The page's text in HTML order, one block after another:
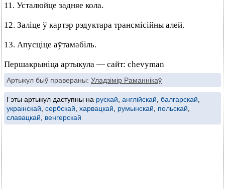
11. Усталюйце задняе кола.
12. Заліце ў картэр рэдуктара трансмісійны алей.
13. Апусціце аўтамабіль.
Першакрыніца артыкула — сайт: chevyman
Артыкул быў правераны: Уладзімір Раманнікаў
Гэты артыкул даступны на рускай англійскай балгарскай
украінскай сербскай харвацкай румынскай польскай
славацкай
венгерскай